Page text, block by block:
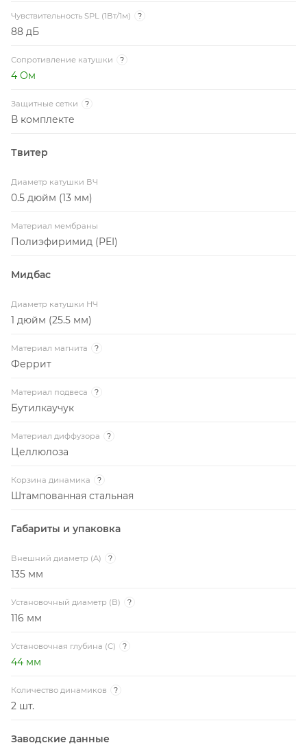
Чувствительность SPL (1Вт/1м) ?
88 дБ
Сопротивление катушки ?
4 Ом
Защитные сетки ?
В комплекте
Твитер
Диаметр катушки ВЧ
0.5 дюйм (13 мм)
Материал мембраны
Полиэфиримид (PEI)
Мидбас
Диаметр катушки НЧ
1 дюйм (25.5 мм)
Материал магнита ?
Феррит
Материал подвеса ?
Бутилкаучук
Материал диффузора ?
Целлюлоза
Корзина динамика ?
Штампованная стальная
Габариты и упаковка
Внешний диаметр (A) ?
135 мм
Установочный диаметр (B) ?
116 мм
Установочная глубина (C) ?
44 мм
Количество динамиков ?
2 шт.
Заводские данные